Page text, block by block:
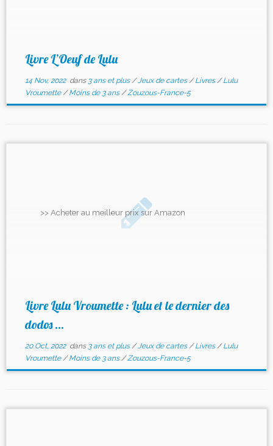
Livre L’Oeuf de Lulu
14 Nov, 2022dans 3 ans et plus/Jeux de cartes/Livres/Lulu
Vroumette/Moins de 3 ans/Zouzous-France-5
>> Acheter au meilleur prix sur Amazon
Livre Lulu Vroumette : Lulu et le dernier des
dodos ...
20 Oct, 2022dans 3 ans et plus/Jeux de cartes/Livres/Lulu
Vroumette/Moins de 3 ans/Zouzous-France-5